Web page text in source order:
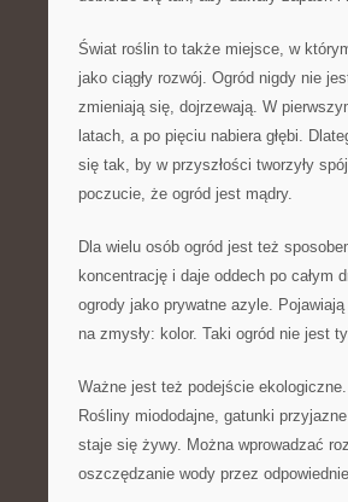
Świat roślin to także miejsce, w
jako ciągły rozwój. Ogród nigdy nie
zmieniają się, dojrzewają. W
latach, a po pięciu nabiera głębi.
się tak, by w przyszłości tworzyły
poczucie, że ogród jest mądry.
Dla wielu osób ogród jest też
koncentrację i daje oddech po całym
ogrody jako prywatne azyle.
na zmysły: kolor. Taki ogród nie jest
Ważne jest też podejście
Rośliny miododajne, gatunki
staje się żywy. Można wprowadzać
oszczędzanie wody przez